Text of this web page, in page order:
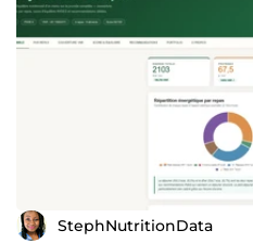
StephNutritionData